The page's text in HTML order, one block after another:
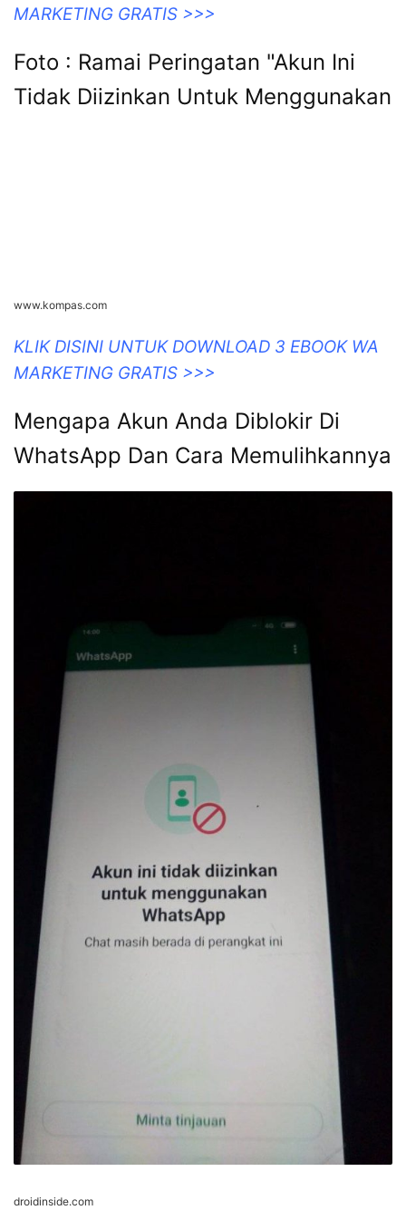
MARKETING GRATIS >>>
Foto : Ramai Peringatan "Akun Ini
Tidak Diizinkan Untuk Menggunakan
www.kompas.com
KLIK DISINI UNTUK DOWNLOAD 3 EBOOK WA
MARKETING GRATIS >>>
Mengapa Akun Anda Diblokir Di
WhatsApp Dan Cara Memulihkannya
droidinside.com